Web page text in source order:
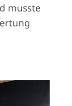
musste